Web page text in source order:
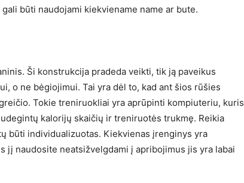
būti naudojami kiekviename name ar bute.
Ši konstrukcija pradeda veikti, tik ją paveikus
o ne bėgiojimui. Tai yra dėl to, kad ant šios rūšies
Tokie treniruokliai yra aprūpinti kompiuteriu, kuris
kalorijų skaičių ir treniruotės trukmę. Reikia
būti individualizuotas. Kiekvienas įrenginys yra
jį naudosite neatsižvelgdami į apribojimus jis yra labai